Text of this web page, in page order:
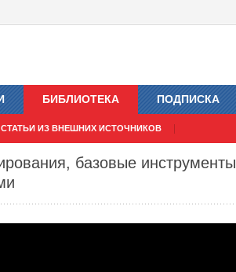
БИБЛИОТЕКА
СТАТЬИ ИЗ ВНЕШНИХ ИСТОЧНИКОВ
ПОДПИСКА
базовые инструменты